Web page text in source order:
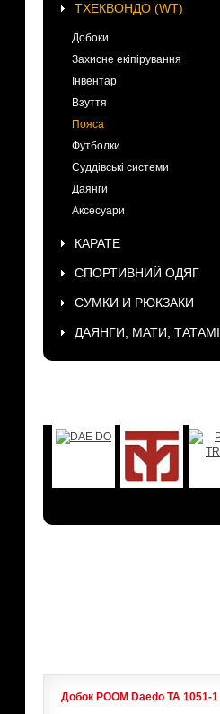
ТХЕКВОНДО (WT)
Добоки
Захисне екіпірування
Інвентар
Взуття
Пояса
Футболки
Суддівські системи
Даянги
Аксесуари
КАРАТЕ
СПОРТИВНИЙ ОДЯГ
СУМКИ И РЮКЗАКИ
ДАЯНГИ, МАТИ, ТАТАМІ
Добок POOM Daedo ТА 1051-1